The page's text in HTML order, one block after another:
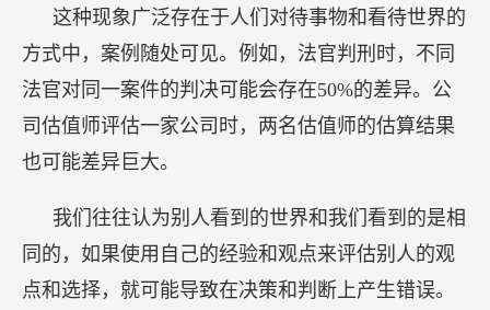
这是认知偏差导致的幻觉，是不正确的。
三、借助认知偏差影响客户
对于企业家来说，影响客户的认知偏差非常重
要，企业家需要了解客户，知道客户想要什么，以
及为什么他们想要，同时需要了解客户如何评估他
们的产品和体验。